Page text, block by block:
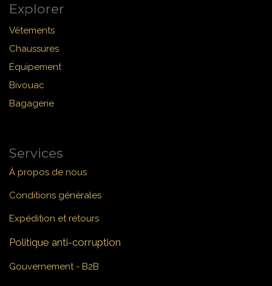
Explorer
Vêtements
Chaussures
Équipement
Bivouac
Bagagerie
Services
À propos de nous
Conditions générales
Expédition et retours
Politique anti-corruption
Gouvernement - B2B